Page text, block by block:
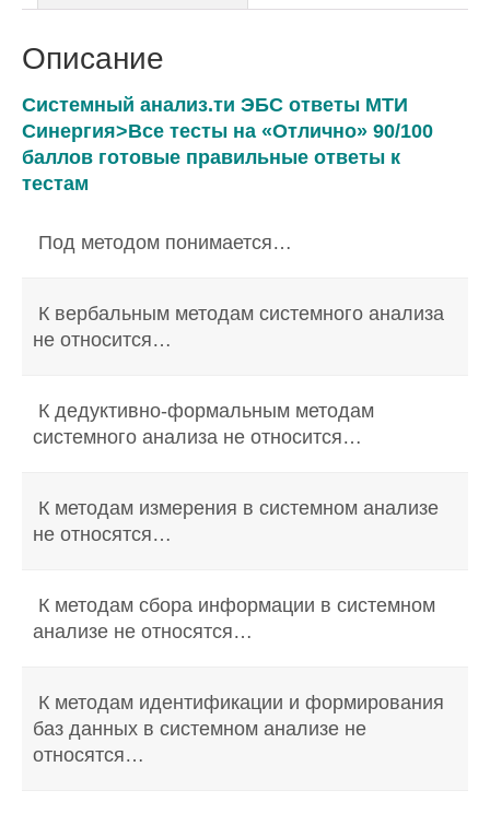
Описание
Системный анализ.ти ЭБС ответы МТИ
Синергия>Все тесты на «Отлично» 90/100
баллов готовые правильные ответы к
тестам
Под методом понимается…
К вербальным методам системного анализа
не относится…
К дедуктивно-формальным методам
системного анализа не относится…
К методам измерения в системном анализе
не относятся…
К методам сбора информации в системном
анализе не относятся…
К методам идентификации и формирования
баз данных в системном анализе не
относятся…